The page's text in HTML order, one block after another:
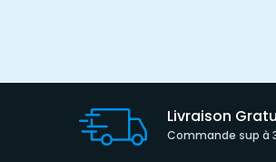
Livraison
Commande sup à